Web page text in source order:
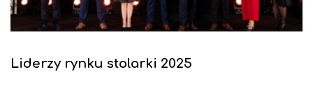
Liderzy rynku stolarki 2025